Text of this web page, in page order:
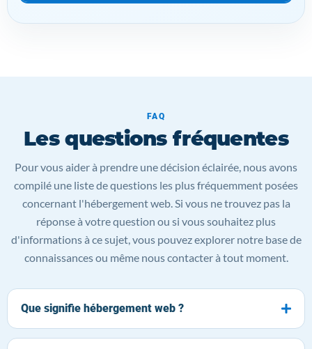
FAQ
Les questions fréquentes
Pour vous aider à prendre une décision éclairée, nous avons
compilé une liste de questions les plus fréquemment posées
concernant l'hébergement web. Si vous ne trouvez pas la
réponse à votre question ou si vous souhaitez plus
d'informations à ce sujet, vous pouvez explorer notre base de
connaissances ou même nous contacter à tout moment.
Que signifie hébergement web ?